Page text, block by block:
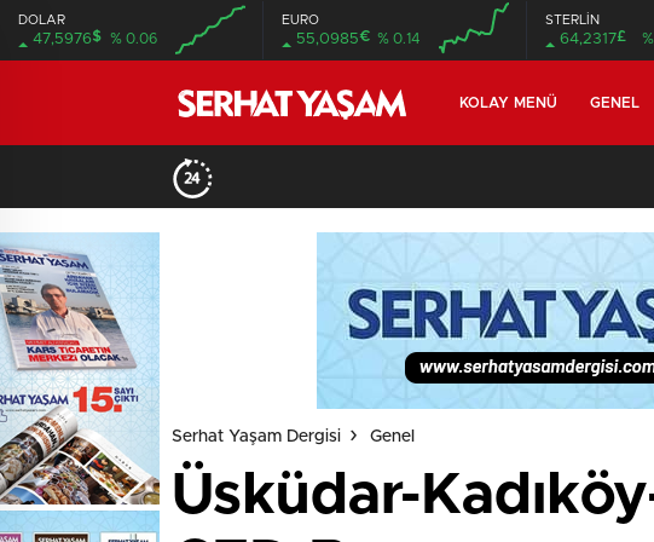
DOLAR
47,5976$ % 0.06
EURO
55,0985€ % 0.14
STERLİN
64,2317£
KOLAY MENÜ GENEL
Serhat Yaşam Dergisi Genel
Üsküdar-